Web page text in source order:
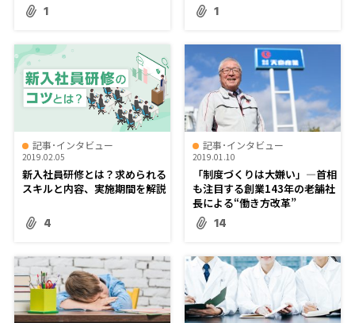
1 1
記事･インタビュー
2019.02.05
新入社員研修とは？求められる
スキルと内容、実施期間を解説
4
記事･インタビュー
2019.01.10
「制度づくりは大嫌い」―首相
も注目する創業143年の老舗社
長による“働き方改革”
14